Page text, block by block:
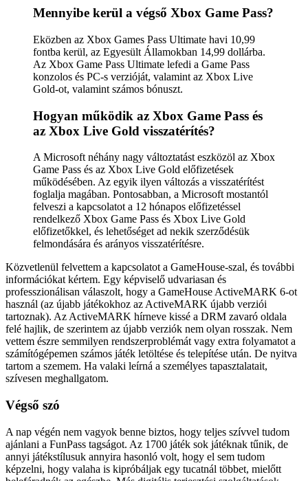
Mennyibe kerül a végső Xbox Game Pass?
Eközben az Xbox Games Pass Ultimate havi 10,99
fontba kerül, az Egyesült Államokban 14,99 dollárba.
Az Xbox Game Pass Ultimate lefedi a Game Pass
konzolos és PC-s verzióját, valamint az Xbox Live
Gold-ot, valamint számos bónuszt.
Hogyan működik az Xbox Game Pass és
az Xbox Live Gold visszatérítés?
A Microsoft néhány nagy változtatást eszközöl az Xbox
Game Pass és az Xbox Live Gold előfizetések
működésében. Az egyik ilyen változás a visszatérítést
foglalja magában. Pontosabban, a Microsoft mostantól
felveszi a kapcsolatot a 12 hónapos előfizetéssel
rendelkező Xbox Game Pass és Xbox Live Gold
előfizetőkkel, és lehetőséget ad nekik szerződésük
felmondására és arányos visszatérítésre.
Közvetlenül felvettem a kapcsolatot a GameHouse-szal, és további
információkat kértem. Egy képviselő udvariasan és
professzionálisan válaszolt, hogy a GameHouse ActiveMARK 6-ot
használ (az újabb játékokhoz az ActiveMARK újabb verziói
tartoznak). Az ActiveMARK hírneve kissé a DRM zavaró oldala
felé hajlik, de szerintem az újabb verziók nem olyan rosszak. Nem
vettem észre semmilyen rendszerproblémát vagy extra folyamatot a
számítógépemen számos játék letöltése és telepítése után. De nyitva
tartom a szemem. Ha valaki leírná a személyes tapasztalatait,
szívesen meghallgatom.
Végső szó
A nap végén nem vagyok benne biztos, hogy teljes szívvel tudom
ajánlani a FunPass tagságot. Az 1700 játék sok játéknak tűnik, de
annyi játékstílusuk annyira hasonló volt, hogy el sem tudom
képzelni, hogy valaha is kipróbáljak egy tucatnál többet, mielőtt